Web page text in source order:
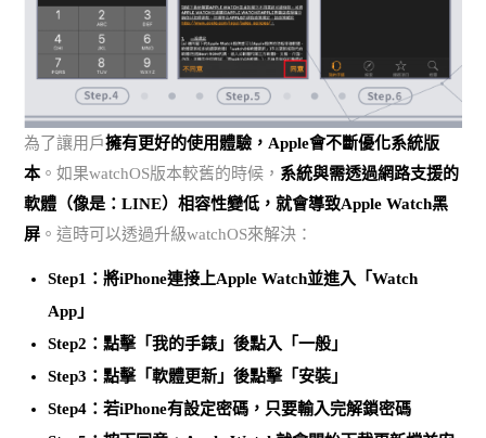
為了讓用戶擁有更好的使用體驗，Apple會不斷優化系統版
本 。如果watchOS版本較舊的時候， 系統與需透過網路支援的
軟體（像是：LINE）相容性變低，就會導致Apple Watch黑
屏 。這時可以透過升級watchOS來解決：
Step1：將iPhone連接上Apple Watch並進入「Watch
App」
Step2：點擊「我的手錶」後點入「一般」
Step3：點擊「軟體更新」後點擊「安裝」
Step4：若iPhone有設定密碼，只要輸入完解鎖密碼